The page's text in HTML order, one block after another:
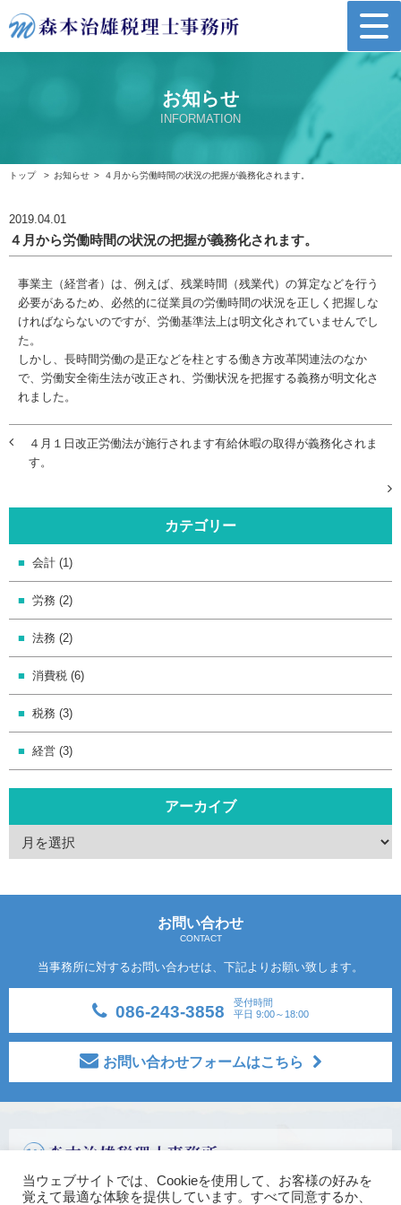
お知らせ
INFORMATION
トップ お知らせ ４月から労働時間の状況の把握が義務化されます。
2019.04.01
４月から労働時間の状況の把握が義務化されます。
事業主（経営者）は、例えば、残業時間（残業代）の算定などを行う
必要があるため、必然的に従業員の労働時間の状況を正しく把握しな
ければならないのですが、労働基準法上は明文化されていませんでし
た。
しかし、長時間労働の是正などを柱とする働き方改革関連法のなか
で、労働安全衛生法が改正され、労働状況を把握する義務が明文化さ
れました。
４月１日改正労働法が施行されます有給休暇の取得が義務化されま
す。
カテゴリー
会計 (1)
労務 (2)
法務 (2)
消費税 (6)
税務 (3)
経営 (3)
アーカイブ
お問い合わせ
CONTACT
当事務所に対するお問い合わせは、下記よりお願い致します。
086-243-3858
受付時間
平日 9:00～18:00
お問い合わせフォームはこちら
〒700-0971
岡山県岡山市北区野田3丁目13-39 野田センタービル2階
当ウェブサイトでは、Cookieを使用して、お客様の好みを
覚えて最適な体験を提供しています。すべて同意するか、